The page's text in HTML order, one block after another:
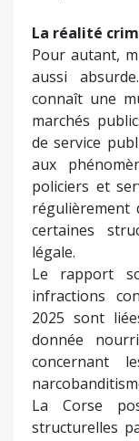
La réalité
Pour autant,
aussi
connaît une
marchés
de service
aux
policiers et
régulièrement
certaines
légale.
Le rapport
infractions
2025 sont
donnée
concernant
La Corse
structurelles